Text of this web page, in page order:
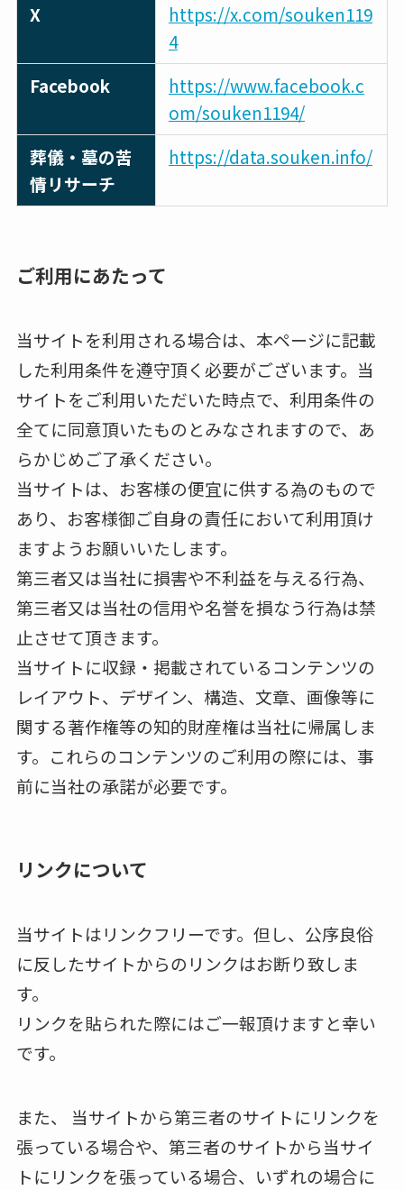
X
https://x.com/souken119
4
Facebook
https://www.facebook.c
om/souken1194/
葬儀・墓の苦
情リサーチ
https://data.souken.info/
ご利用にあたって
当サイトを利用される場合は、本ページに記載
した利用条件を遵守頂く必要がございます。当
サイトをご利用いただいた時点で、利用条件の
全てに同意頂いたものとみなされますので、あ
らかじめご了承ください。
当サイトは、お客様の便宜に供する為のもので
あり、お客様御ご自身の責任において利用頂け
ますようお願いいたします。
第三者又は当社に損害や不利益を与える行為、
第三者又は当社の信用や名誉を損なう行為は禁
止させて頂きます。
当サイトに収録・掲載されているコンテンツの
レイアウト、デザイン、構造、文章、画像等に
関する著作権等の知的財産権は当社に帰属しま
す。これらのコンテンツのご利用の際には、事
前に当社の承諾が必要です。
リンクについて
当サイトはリンクフリーです。但し、公序良俗
に反したサイトからのリンクはお断り致しま
す。
リンクを貼られた際にはご一報頂けますと幸い
です。
また、 当サイトから第三者のサイトにリンクを
張っている場合や、第三者のサイトから当サイ
トにリンクを張っている場合、いずれの場合に